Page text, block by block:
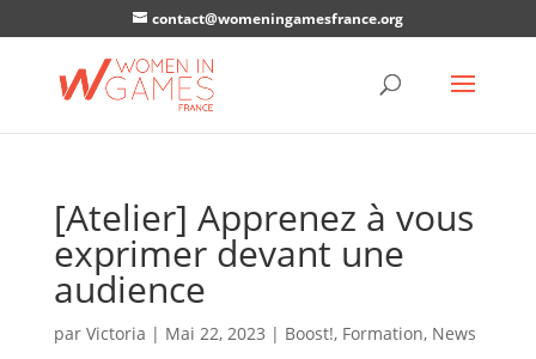
contact@womeningamesfrance.org
[Atelier] Apprenez à vous
exprimer devant une
audience
par Victoria | Mai 22, 2023 | Boost!, Formation, News